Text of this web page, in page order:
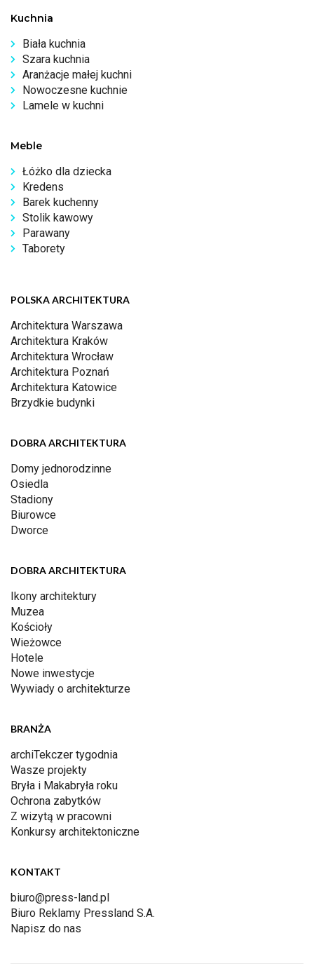
Kuchnia
Biała kuchnia
Szara kuchnia
Aranżacje małej kuchni
Nowoczesne kuchnie
Lamele w kuchni
Meble
Łóżko dla dziecka
Kredens
Barek kuchenny
Stolik kawowy
Parawany
Taborety
POLSKA ARCHITEKTURA
Architektura Warszawa
Architektura Kraków
Architektura Wrocław
Architektura Poznań
Architektura Katowice
Brzydkie budynki
DOBRA ARCHITEKTURA
Domy jednorodzinne
Osiedla
Stadiony
Biurowce
Dworce
DOBRA ARCHITEKTURA
Ikony architektury
Muzea
Kościoły
Wieżowce
Hotele
Nowe inwestycje
Wywiady o architekturze
BRANŻA
archiTekczer tygodnia
Wasze projekty
Bryła i Makabryła roku
Ochrona zabytków
Z wizytą w pracowni
Konkursy architektoniczne
KONTAKT
biuro@press-land.pl
Biuro Reklamy Pressland S.A.
Napisz do nas